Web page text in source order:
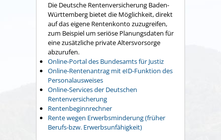
Die Deutsche Rentenversicherung Baden-
Württemberg bietet die Möglichkeit, direkt
auf das eigene Rentenkonto zuzugreifen,
zum Beispiel um seriöse Planungsdaten für
eine zusätzliche private Altersvorsorge
abzurufen.
Online-Portal des Bundesamts für Justiz
Online-Rentenantrag mit eID-Funktion des
Personalausweises
Online-Services der Deutschen
Rentenversicherung
Rentenbeginnrechner
Rente wegen Erwerbsminderung (früher
Berufs-bzw. Erwerbsunfähigkeit)